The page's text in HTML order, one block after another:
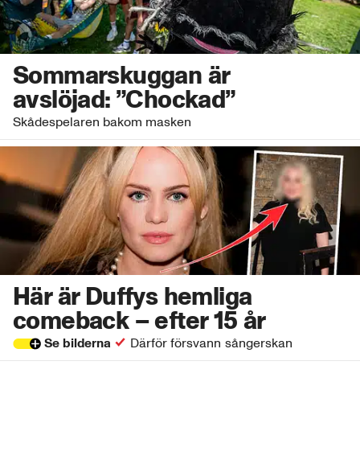
Sommarskuggan är
avslöjad: ”Chockad”
Skådespelaren bakom masken
Här är Duffys hemliga
comeback – efter 15 år
Se bilderna Därför försvann sångerskan